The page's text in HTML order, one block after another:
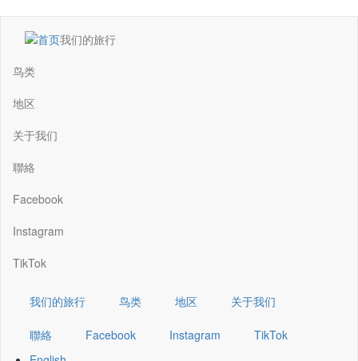
Main
navigation
我们的旅行
鸟类
地区
关于我们
聯絡
Facebook
Instagram
TikTok
我们的旅行 鸟类 地区 关于我们
聯絡 Facebook Instagram
TikTok